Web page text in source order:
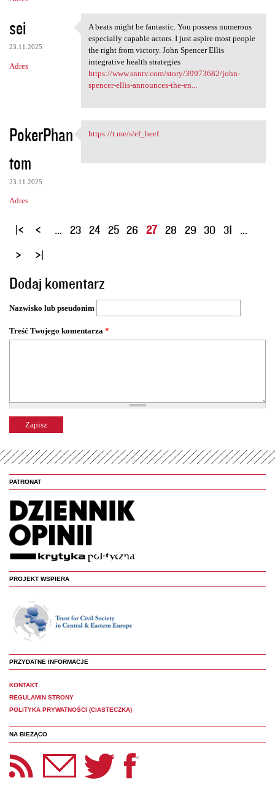
sei
23.11.2025
Adres
A beats might be fantastic.
A beats might be fantastic. You possess numerous
especially capable actors. I just aspire most people
the right from victory. John Spencer Ellis
integrative health strategies
https://www.snntv.com/story/39973682/john-
spencer-ellis-announces-the-en...
PokerPhan
tom
23.11.2025
Adres
https://t.me/s/ef_beef
https://t.me/s/ef_beef
S
o
n
y
… 23 24 25 26 27 28 29 30 31 …
Dodaj komentarz
Nazwisko lub pseudonim
Treść Twojego komentarza *
PATRONAT
PROJEKT WSPIERA
PRZYDATNE INFORMACJE
KONTAKT
REGULAMIN STRONY
POLITYKA PRYWATNOŚCI (CIASTECZKA)
NA BIEŻĄCO
Panoptyka Facebook <